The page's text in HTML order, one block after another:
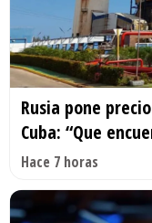
Rusia pone
Cuba: “Que
Hace 7 horas